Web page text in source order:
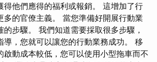
得他們應得的福利或報銷。 這增加了行
多的官僚主義。 當您準備好開展行動業
步驟。 我們知道需要採取很多步驟，
導，您就可以讓您的行動業務成功。 移
啟動成本較低，您可以使用小型拖車而不